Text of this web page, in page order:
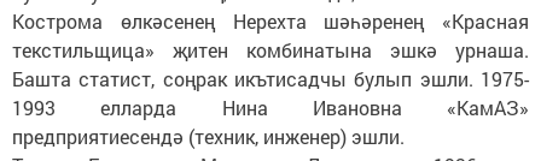
Кострома өлкәсенең Нерехта шәһәренең «Красная
текстильщица» җитен комбинатына эшкә урнаша.
Башта статист, соңрак икътисадчы булып эшли. 1975-
1993 елларда Нина Ивановна «КамАЗ»
предприятиесендә (техник, инженер) эшли.